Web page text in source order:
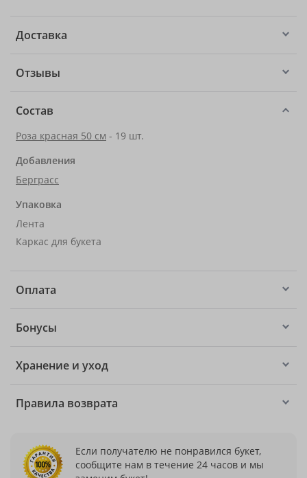
Доставка
Отзывы
Состав
Роза красная 50 см - 19 шт.
Добавления
Берграсс
Упаковка
Лента
Каркас для букета
Оплата
Бонусы
Хранение и уход
Правила возврата
Если получателю не понравился букет,
сообщите нам в течение 24 часов и мы